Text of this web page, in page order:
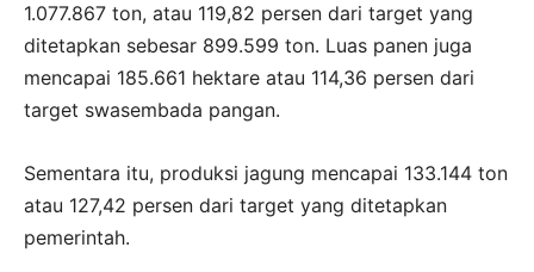
1.077.867 ton, atau 119,82 persen dari target yang
ditetapkan sebesar 899.599 ton. Luas panen juga
mencapai 185.661 hektare atau 114,36 persen dari
target swasembada pangan.
Sementara itu, produksi jagung mencapai 133.144 ton
atau 127,42 persen dari target yang ditetapkan
pemerintah.